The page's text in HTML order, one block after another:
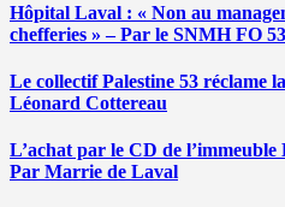
Hôpital Laval : « Non au
chefferies » – Par le SNMH FO 53
Le collectif Palestine 53 réclame
Léonard Cottereau
L’achat par le CD de
Par Marrie de Laval